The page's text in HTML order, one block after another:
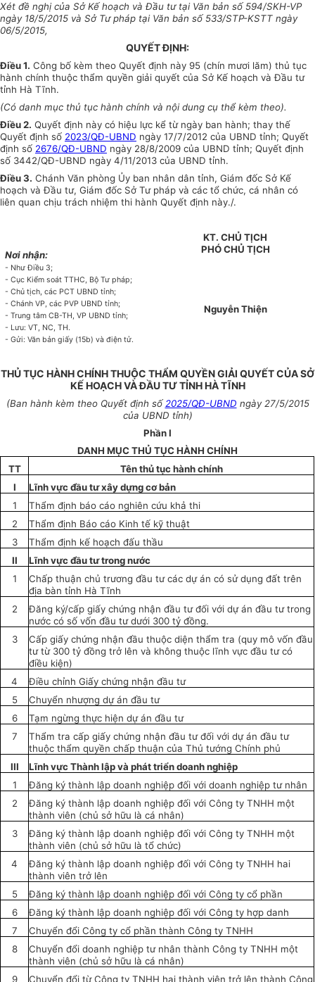
Xét đề nghị của Sở Kếhoạch và Đầu tư tại Văn bản số 594/SKH-VP
ngày 18/5/2015 và SởTư pháp tại Văn bản số 533/STP-KSTT ngày
06/5/2015,
QUYẾT ĐỊNH:
Điều 1. Công bố kèm theo Quyết định này 95 (chín mươi lăm) thủ tục
hành chính thuộc thẩm quyền giải quyết của Sở Kế hoạch và Đầu tư
tỉnh Hà Tĩnh.
(Có danh mục thủ tục hành chính và nội dung cụ thể kèm theo).
Điều 2. Quyết định này có hiệu lực kể từ ngày ban hành; thay thế
Quyết định số 2023/QĐ-UBND ngày 17/7/2012 của UBND tỉnh; Quyết
định số 2676/QĐ-UBND ngày 28/8/2009 của UBND tỉnh; Quyết định
số 3442/QĐ-UBND ngày 4/11/2013 của UBND tỉnh.
Điều 3. Chánh Văn phòng Ủy ban nhân dân tỉnh, Giám đốc Sở Kế
hoạch và Đầu tư, Giám đốc Sở Tư pháp và các tổ chức, cá nhân có
liên quan chịu trách nhiệm thi hành Quyết định này./.
Nơi nhận:
- Như Điều 3;
- Cục Kiểm soát TTHC, Bộ Tư pháp;
- Chủ tịch, các PCT UBND tỉnh;
- Chánh VP, các PVP UBND tỉnh;
- Trung tâm CB-TH, VP UBND tỉnh;
- Lưu: VT, NC, TH.
- Gửi: Văn bản giấy (15b) và điện tử.
KT. CHỦ TỊCH
PHÓ CHỦ TỊCH
Nguyễn Thiện
THỦ TỤC HÀNH CHÍNH THUỘC THẨM QUYỀN GIẢI QUYẾT CỦA SỞ
KẾ HOẠCH VÀ ĐẦU TƯ TỈNH HÀ TĨNH
(Ban hành kèm theo Quyết định số 2025/QĐ-UBND ngày 27/5/2015
của UBND tỉnh)
Phần I
DANH MỤC THỦ TỤC HÀNH CHÍNH
TT
Tên thủ tục hành chính
I
Lĩnh vực đầu tư xây dựng cơ bản
1
Thẩm định báo cáo nghiên cứu khả thi
2
Thẩm định Báo cáo Kinh tế kỹ thuật
3
Thẩm định kế hoạch đấu thầu
II
Lĩnh vực đầu tư trong nước
1
Chấp thuận chủ trương đầu tư cácdự án có sử dụng đấttrên
địa bàn tỉnh Hà Tĩnh
2
Đăng ký/cấp giấy chứng nhận đầu tưđối với dự án đầu tư trong
nước có số vốn đầu tư dưới 300 tỷ đồng.
3
Cấp giấy chứng nhận đầu thuộc diện thẩm tra (quy mô vốn đầu
tư từ 300 tỷ đồng trở lên và không thuộc lĩnh vực đầu tư có
điều kiện)
4
Điều chỉnh Giấy chứng nhận đầu tư
5
Chuyển nhượng dự án đầu tư
6
Tạm ngừng thực hiện dự án đầu tư
7
Thẩm tra cấp giấy chứng nhận đầu tư đối với dự án đầu tư
thuộc thẩm quyền chấp thuận của Thủ tướng Chính phủ
III
Lĩnh vực Thành lập và phát triển doanh nghiệp
1
Đăng ký thành lập doanh nghiệp đối với doanh nghiệp tư nhân
2
Đăng ký thành lập doanh nghiệp đối với Công ty TNHH một
thành viên (chủ sở hữu là cá nhân)
3
Đăng ký thành lập doanh nghiệp đối với Công ty TNHH một
thành viên (chủsở hữu làtổ chức)
4
Đăng ký thành lập doanh nghiệp đối với Công ty TNHH hai
thành viên trở lên
5
Đăng ký thành lập doanh nghiệp đối với Công ty cổ phần
6
Đăng ký thành lập doanh nghiệpđối với Công ty hợp danh
7
Chuyển đổi Công ty cổ phần thành Công ty TNHH
8
Chuyển đổi doanh nghiệp tư nhân thành Công ty TNHH một
thành viên (chủ sở hữu là cá nhân)
9
Chuyển đổi từ Công ty TNHH hai thành viên trở lên thành Công